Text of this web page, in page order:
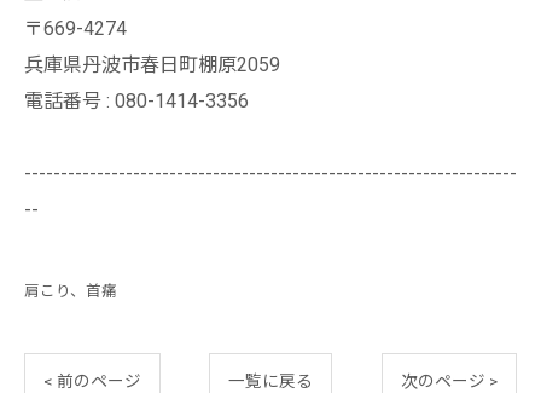
〒669-4274
兵庫県丹波市春日町棚原2059
電話番号 : 080-1414-3356
--------------------------------------------------------------------
--
肩こり、首痛
< 前のページ 一覧に戻る 次のページ >